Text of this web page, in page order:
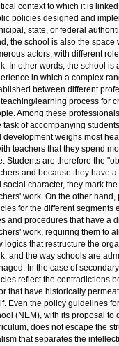
context to which it is
policies designed and
state, or federal
the school is also the space
actors, with different
In other words, the school is
in which a complex
between different
learning process for
Among these
task of accompanying
development weighs most
teachers that they spend
Students are therefore the
and because they have
social character, they mark
work. On the other hand,
for the different segments
and procedures that have a
work, requiring them to
logics that restructure the
and the way schools are
In the case of
reflect the contradictions
that have historically
Even the policy guidelines
(NEM), with its proposal to
does not escape the
that separates the